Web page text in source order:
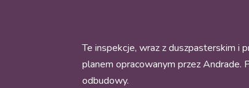
Te inspekcje, wraz z duszpasterskim i
planem opracowanym przez Andrade.
odbudowy.